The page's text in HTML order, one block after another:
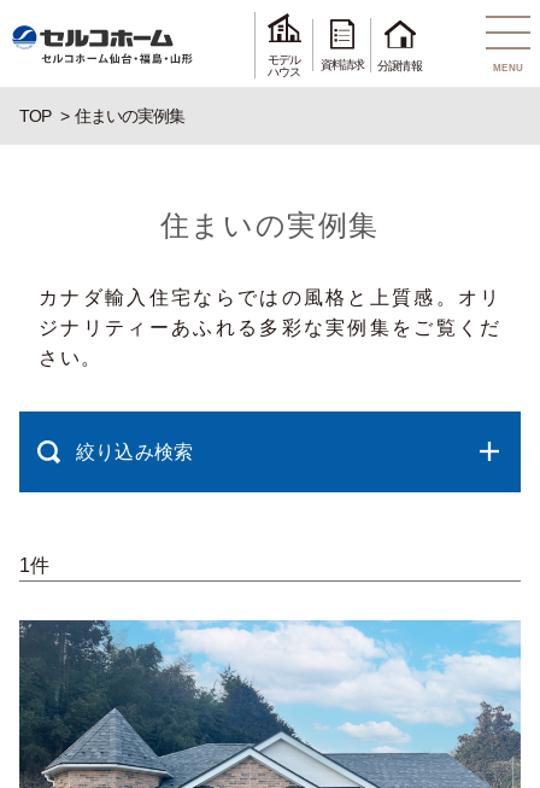
モデル
ハウス
資料請求 分譲情報 MENU
TOP 住まいの実例集
住まいの実例集
カナダ輸入住宅ならではの風格と上質感。オリ
ジナリティーあふれる多彩な実例集をご覧くだ
さい。
絞り込み検索
1件